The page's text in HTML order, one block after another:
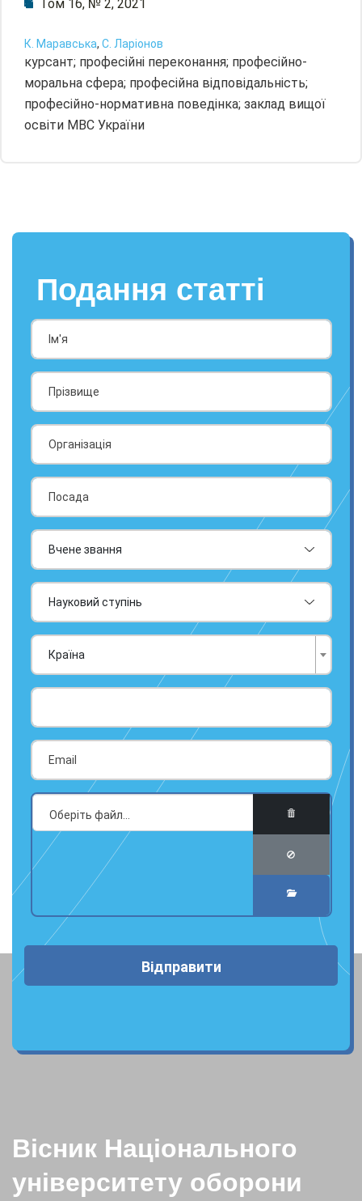
Том 16, № 2, 2021
К. Маравська, С. Ларіонов
курсант; професійні переконання; професійно-
моральна сфера; професійна відповідальність;
професійно-нормативна поведінка; заклад вищої
освіти МВС України
Подання статті
Країна
Відправити
Вісник Національного
університету оборони